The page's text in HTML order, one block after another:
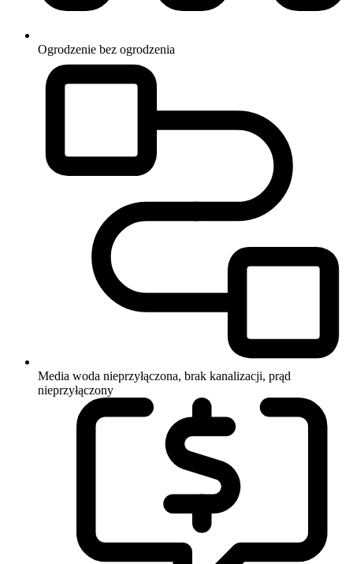
Ogrodzenie bez ogrodzenia
Media woda nieprzyłączona, brak kanalizacji, prąd
nieprzyłączony